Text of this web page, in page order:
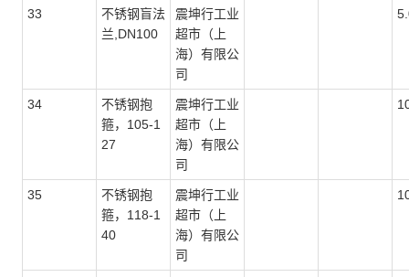
33
不锈钢盲法
兰,DN100
震坤行工业
超市（上
海）有限公
司
34
不锈钢抱
箍，105-1
27
震坤行工业
超市（上
海）有限公
司
35
不锈钢抱
箍，118-1
40
震坤行工业
超市（上
海）有限公
司